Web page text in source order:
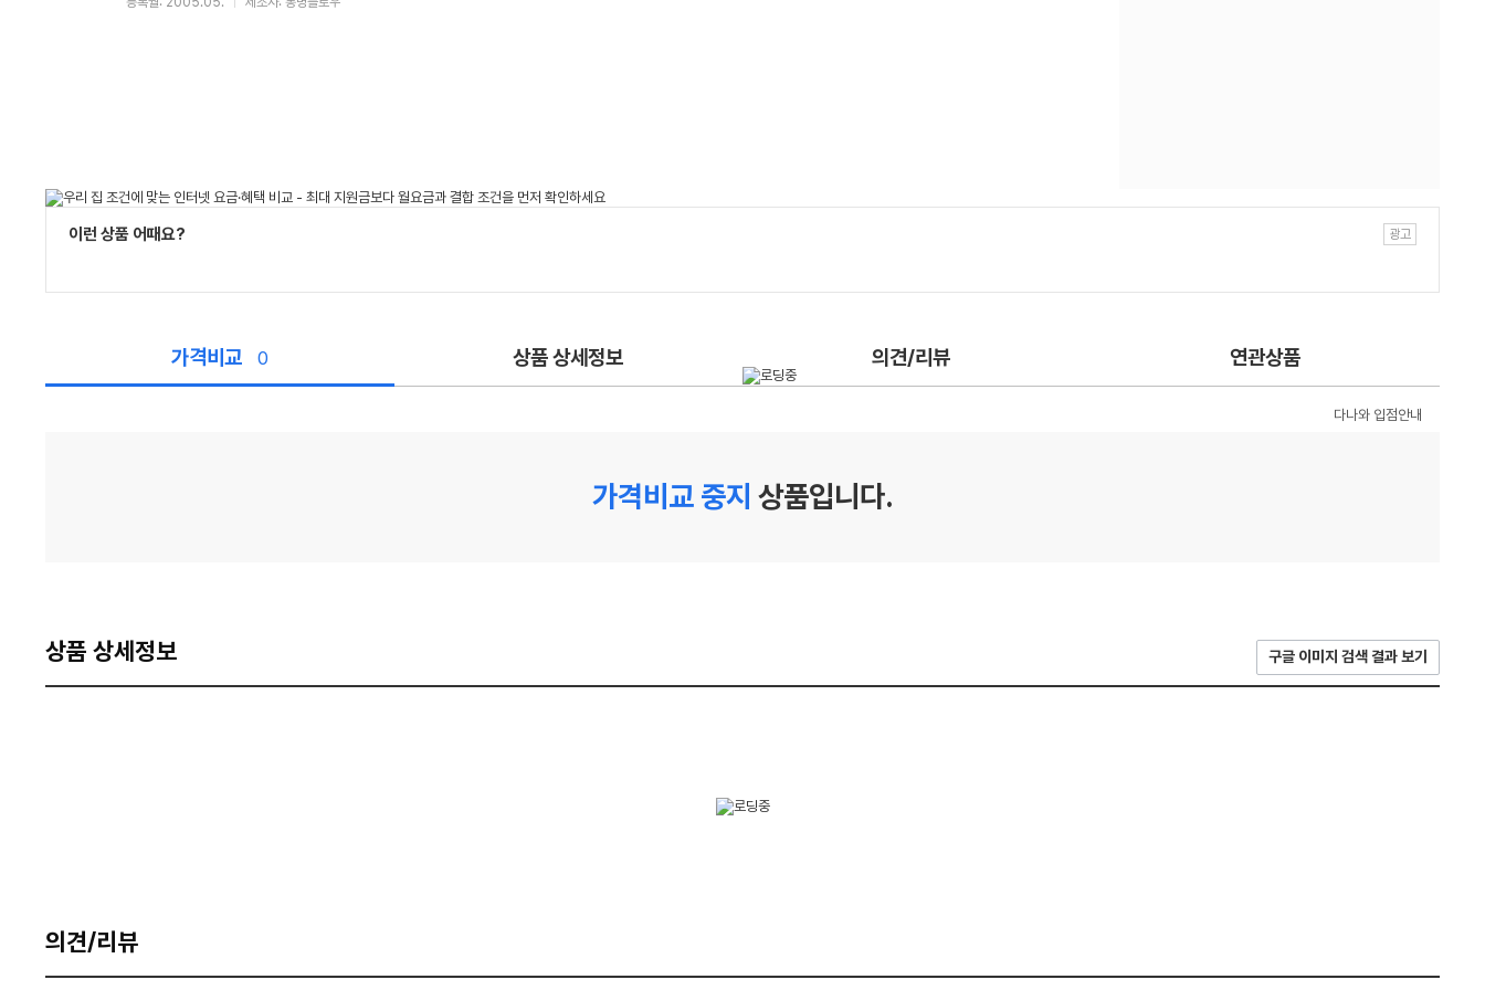
이런 상품 어때요?
가격비교 0 상품 상세정보 의견/리뷰 연관상품
다나와 입점안내
가격비교 중지 상품입니다.
상품 상세정보 구글 이미지 검색 결과 보기
의견/리뷰